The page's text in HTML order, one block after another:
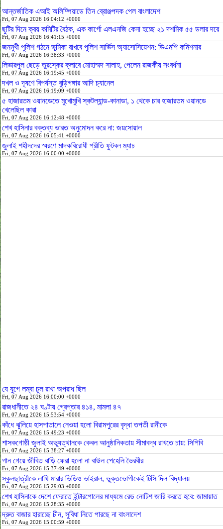
আন্তর্জাতিক এআই অলিম্পিয়াডে তিন ব্রোঞ্জপদক পেল বাংলাদেশ
Fri, 07 Aug 2026 16:04:12 +0000
ছুটির দিনে ক্রয় কমিটির বৈঠক, এক কার্গো এলএনজি কেনা হচ্ছে ২১ দশমিক ৫৫ ডলার দরে
Fri, 07 Aug 2026 16:41:15 +0000
জনমুখী পুলিশ গঠনে ভূমিকা রাখবে পুলিশ সার্ভিস অ্যাসোসিয়েশন: ডিএমপি কমিশনার
Fri, 07 Aug 2026 16:38:33 +0000
লিভারপুল ছেড়ে তুরস্কের ক্লাবে মোহাম্মদ সালাহ, পেলেন রাজকীয় সংবর্ধনা
Fri, 07 Aug 2026 16:19:45 +0000
দখল ও দূষণে বিপর্যস্ত বুড়িগঙ্গার আদি চ্যানেল
Fri, 07 Aug 2026 16:19:09 +0000
৫ হাজারতম ওয়ানডেতে মুখোমুখি স্কটল্যান্ড-কানাডা, ১ থেকে চার হাজারতম ওয়ানডে
খেলেছিল কারা
Fri, 07 Aug 2026 16:12:48 +0000
শেখ হাসিনার বক্তব্য ভারত অনুমোদন করে না: জয়সোয়াল
Fri, 07 Aug 2026 16:05:41 +0000
জুলাই শহীদদের স্মরণে মাদকবিরোধী প্রীতি ফুটবল ম্যাচ
Fri, 07 Aug 2026 16:00:00 +0000
যে যুগে লম্বা চুল রাখা অপরাধ ছিল
Fri, 07 Aug 2026 16:00:00 +0000
রাজধানীতে ২৪ ঘণ্টায় গ্রেপ্তার ৪১৪, মামলা ৪৭
Fri, 07 Aug 2026 15:53:54 +0000
কাঁধে ঝুলিয়ে হাসপাতালে নেওয়া হলো বিরামপুরের বৃদ্ধা তপতী রানীকে
Fri, 07 Aug 2026 15:49:23 +0000
শাসকগোষ্ঠী জুলাই অভ্যুত্থানকে কেবল আনুষ্ঠানিকতায় সীমাবদ্ধ রাখতে চায়: সিপিবি
Fri, 07 Aug 2026 15:38:27 +0000
গান গেয়ে জীবিত বাড়ি ফেরা হলো না বাউল পেহেলি ভৈরবীর
Fri, 07 Aug 2026 15:37:49 +0000
স্কুলছাত্রীকে লাথি মারার ভিডিও ভাইরাল, ভুক্তভোগীকেই টিসি দিল বিদ্যালয়
Fri, 07 Aug 2026 15:29:03 +0000
শেখ হাসিনাকে দেশে ফেরাতে ইন্টারপোলের মাধ্যমে রেড নোটিশ জারি করতে হবে: জামায়াত
Fri, 07 Aug 2026 15:28:35 +0000
দ্রুত বাজার হারাচ্ছে চীন, সুবিধা নিতে পারছে না বাংলাদেশ
Fri, 07 Aug 2026 15:00:59 +0000